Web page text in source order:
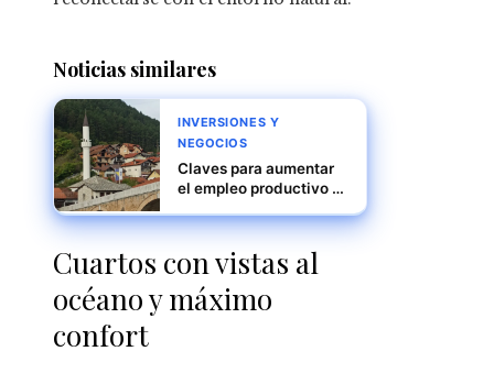
Noticias similares
INVERSIONES Y
NEGOCIOS
Claves para aumentar
el empleo productivo y
fragmentación
económica en Bosnia y
Herzegovina
Cuartos con vistas al
océano y máximo
confort